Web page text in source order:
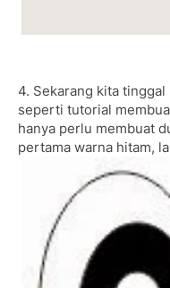
4. Sekarang kita
seperti tutorial
hanya perlu membuat
pertama warna hitam,